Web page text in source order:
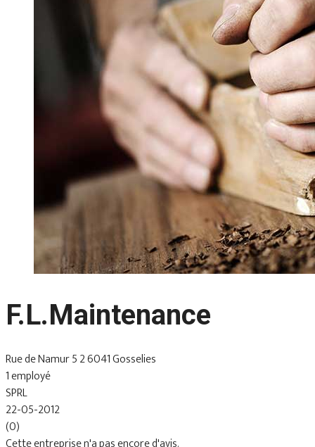
F.L.Maintenance
Rue de Namur 5 2 6041 Gosselies
1 employé
SPRL
22-05-2012
(0)